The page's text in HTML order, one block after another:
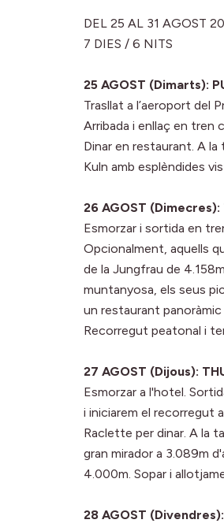
DEL 25 AL 31 AGOST
7 DIES / 6 NITS
25 AGOST (Dimarts):
Trasllat a l’aeroport del
Arribada i enllaç en tren
Dinar en restaurant. A la
Kuln amb esplèndides
26 AGOST (Dimecres):
Esmorzar i sortida en
Opcionalment, aquells
de la Jungfrau de
muntanyosa, els seus
un restaurant
Recorregut peatonal i
27 AGOST (Dijous):
Esmorzar a l'hotel.
i iniciarem el recorregut
Raclette per dinar. A la
gran mirador a 3.089m
4.000m. Sopar i
28 AGOST (Divendres):